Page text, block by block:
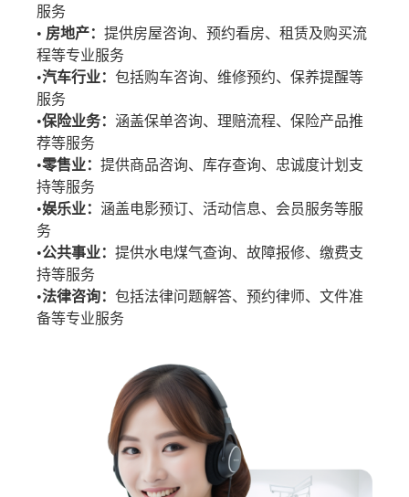
服务
• 房地产：提供房屋咨询、预约看房、租赁及购买流
程等专业服务
•汽车行业：包括购车咨询、维修预约、保养提醒等
服务
•保险业务：涵盖保单咨询、理赔流程、保险产品推
荐等服务
•零售业：提供商品咨询、库存查询、忠诚度计划支
持等服务
•娱乐业：涵盖电影预订、活动信息、会员服务等服
务
•公共事业：提供水电煤气查询、故障报修、缴费支
持等服务
•法律咨询：包括法律问题解答、预约律师、文件准
备等专业服务